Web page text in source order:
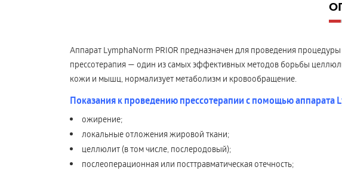
Аппарат LymphaNorm PRIOR предназначен для проведения
прессотерапия — один из самых эффективных методов борьбы
кожи и мышц, нормализует метаболизм и кровообращение.
Показания к проведению прессотерапии с помощью аппарата
ожирение;
локальные отложения жировой ткани;
целлюлит (в том числе, послеродовый);
послеоперационная или посттравматическая отечность;